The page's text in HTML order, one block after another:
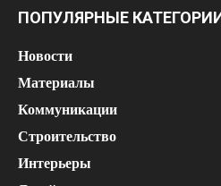
ПОПУЛЯРНЫЕ
Новости
Материалы
Коммуникации
Строительство
Интерьеры